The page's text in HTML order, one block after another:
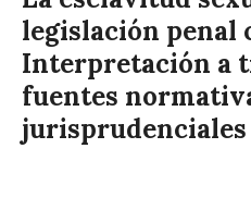
legislación penal
Interpretación a
fuentes
jurisprudenciales